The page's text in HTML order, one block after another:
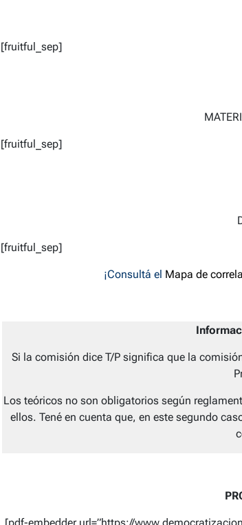
[fruitful_sep]
[fruitful_sep]
[fruitful_sep]
¡Consultá el Mapa de
Si la comisión dice T/P significa que la
Los teóricos no son obligatorios según
ellos. Tené en cuenta que, en este segundo